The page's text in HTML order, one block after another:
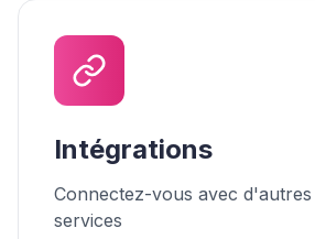
Intégrations
Connectez-vous avec
services